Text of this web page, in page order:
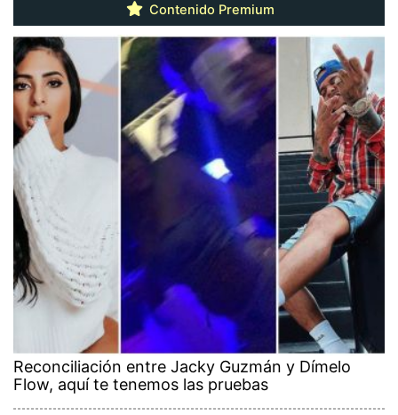
Contenido Premium
Reconciliación entre Jacky Guzmán y Dímelo
Flow, aquí te tenemos las pruebas